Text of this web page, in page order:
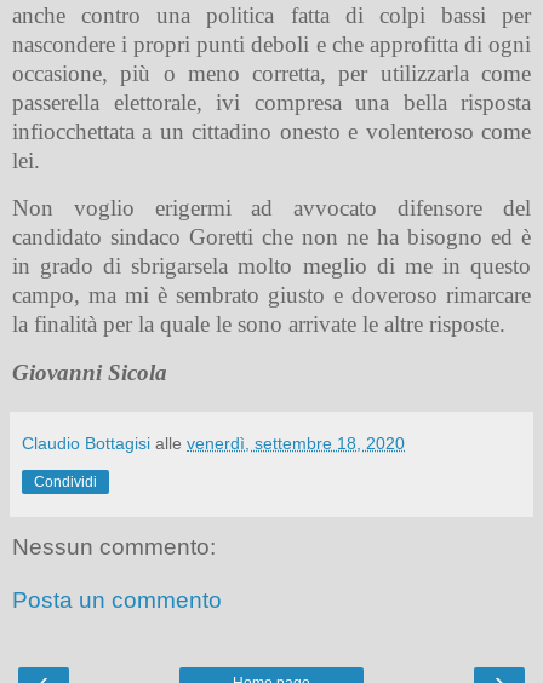
anche contro una politica fatta di colpi bassi per
nascondere i propri punti deboli e che approfitta di ogni
occasione, più o meno corretta, per utilizzarla come
passerella elettorale, ivi compresa una bella risposta
infiocchettata a un cittadino onesto e volenteroso come
lei.
Non voglio erigermi ad avvocato difensore del
candidato sindaco Goretti che non ne ha bisogno ed è
in grado di sbrigarsela molto meglio di me in questo
campo, ma mi è sembrato giusto e doveroso rimarcare
la finalità per la quale le sono arrivate le altre risposte.
Giovanni Sicola
Claudio Bottagisi alle venerdì, settembre 18, 2020
Condividi
Nessun commento:
Posta un commento